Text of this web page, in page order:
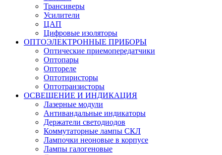
Трансиверы
Усилители
ЦАП
Цифровые изоляторы
ОПТОЭЛЕКТРОННЫЕ ПРИБОРЫ
Оптические приемопередатчики
Оптопары
Оптореле
Оптотиристоры
Оптотранзисторы
ОСВЕЩЕНИЕ И ИНДИКАЦИЯ
Лазерные модули
Антивандальные индикаторы
Держатели светодиодов
Коммутаторные лампы СКЛ
Лампочки неоновые в корпусе
Лампы галогеновые